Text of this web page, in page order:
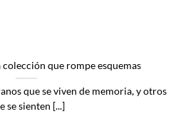
que rompe esquemas
que se viven de memoria, y otros
se sienten [...]